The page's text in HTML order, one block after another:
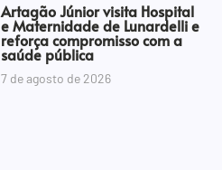
Artagão Júnior visita Hospital
e Maternidade de Lunardelli e
reforça compromisso com a
saúde pública
7 de agosto de 2026